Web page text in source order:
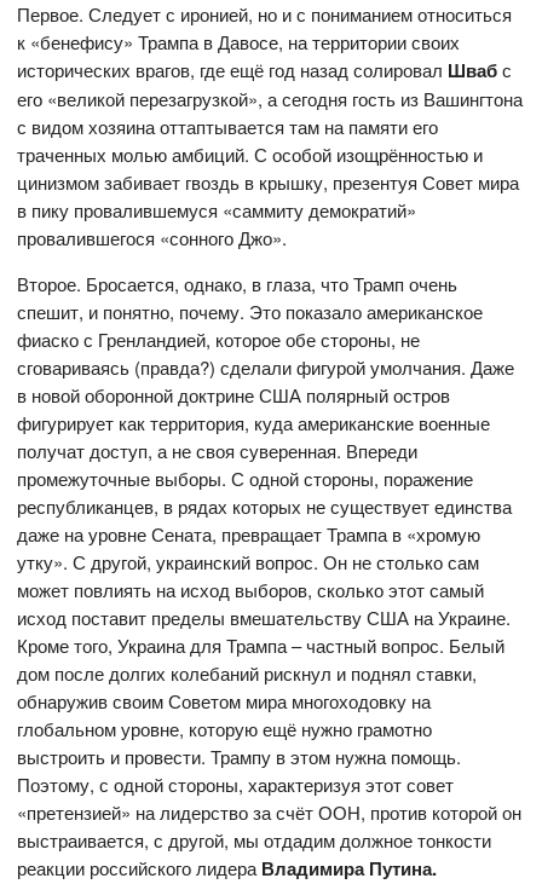
Первое. Следует с иронией, но и с пониманием относиться
к «бенефису» Трампа в Давосе, на территории своих
исторических врагов, где ещё год назад солировал Швабс
его «великой перезагрузкой», а сегодня гость из Вашингтона
с видом хозяина оттаптывается там на памяти его
траченных молью амбиций. С особой изощрённостью и
цинизмом забивает гвоздь в крышку, презентуя Совет мира
в пику провалившемуся «саммиту демократий»
провалившегося «сонного Джо».
Второе. Бросается, однако, в глаза, что Трамп очень
спешит, и понятно, почему. Это показало американское
фиаско с Гренландией, которое обе стороны, не
сговариваясь (правда?) сделали фигурой умолчания. Даже
в новой оборонной доктрине США полярный остров
фигурирует как территория, куда американские военные
получат доступ, а не своя суверенная. Впереди
промежуточные выборы. С одной стороны, поражение
республиканцев, в рядах которых не существует единства
даже на уровне Сената, превращает Трампа в «хромую
утку». С другой, украинский вопрос. Он не столько сам
может повлиять на исход выборов, сколько этот самый
исход поставит пределы вмешательству США на Украине.
Кроме того, Украина для Трампа – частный вопрос. Белый
дом после долгих колебаний рискнул и поднял ставки,
обнаружив своим Советом мира многоходовку на
глобальном уровне, которую ещё нужно грамотно
выстроить и провести. Трампу в этом нужна помощь.
Поэтому, с одной стороны, характеризуя этот совет
«претензией» на лидерство за счёт ООН, против которой он
выстраивается, с другой, мы отдадим должное тонкости
реакции российского лидера Владимира Путина.